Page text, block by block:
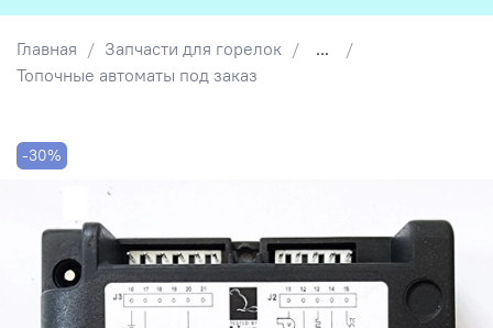
Главная Запчасти для горелок
...
Топочные автоматы под заказ
-30%